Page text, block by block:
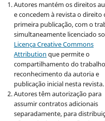
Autores mantém os direitos
e concedem à revista o direito
primeira publicação, com o
simultaneamente licenciado
Licença Creative Commons
Attribution que permite o
compartilhamento do
reconhecimento da autoria e
publicação inicial nesta revista.
Autores têm autorização para
assumir contratos adicionais
separadamente, para